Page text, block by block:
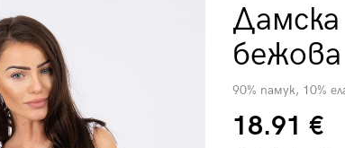
бежова
90% памук, 10%
18.91 €